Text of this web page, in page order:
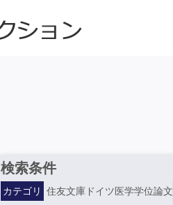
検索条件
カテゴリ 住友文庫ドイツ医学学位論文